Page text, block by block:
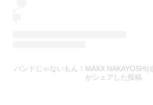
バンドじゃないもん！MAXX
がシェアした投稿